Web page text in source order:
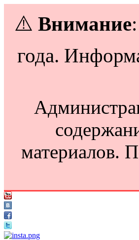
⚠️Внимание
года.
материалов.